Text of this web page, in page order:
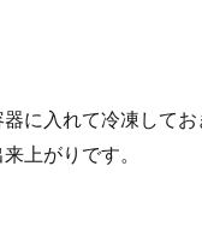
に入れて冷凍してお
上がりです。